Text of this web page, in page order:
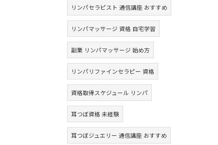
リンパセラピスト 通信講座 おすすめ
リンパマッサージ 資格 自宅学習
副業 リンパマッサージ 始め方
リンパリファインセラピー 資格
資格取得スケジュール リンパ
耳つぼ資格 未経験
耳つぼジュエリー 通信講座 おすすめ